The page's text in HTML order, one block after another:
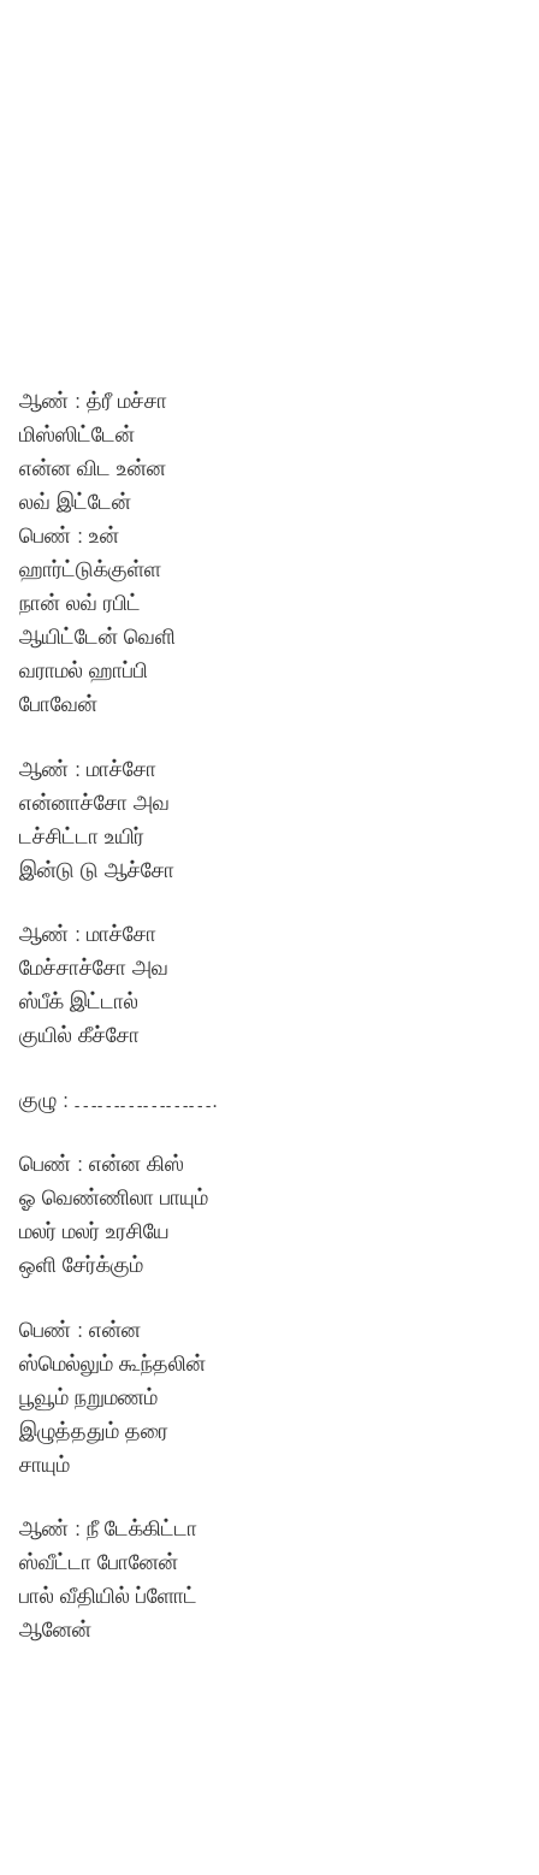
ஆண் : த்ரீ மச்சா
மிஸ்ஸிட்டேன்
என்ன விட உன்ன
லவ் இட்டேன்
பெண் : உன்
ஹார்ட்டுக்குள்ள
நான் லவ் ரபிட்
ஆயிட்டேன் வெளி
வராமல் ஹாப்பி
போவேன்
ஆண் : மாச்சோ
என்னாச்சோ அவ
டச்சிட்டா உயிர்
இன்டு டு ஆச்சோ
ஆண் : மாச்சோ
மேச்சாச்சோ அவ
ஸ்பீக் இட்டால்
குயில் கீச்சோ
குழு : ……………….
பெண் : என்ன கிஸ்
ஓ வெண்ணிலா பாயும்
மலர் மலர் உரசியே
ஒளி சேர்க்கும்
பெண் : என்ன
ஸ்மெல்லும் கூந்தலின்
பூவூம் நறுமணம்
இழுத்ததும் தரை
சாயும்
ஆண் : நீ டேக்கிட்டா
ஸ்வீட்டா போனேன்
பால் வீதியில் ப்ளோட்
ஆனேன்